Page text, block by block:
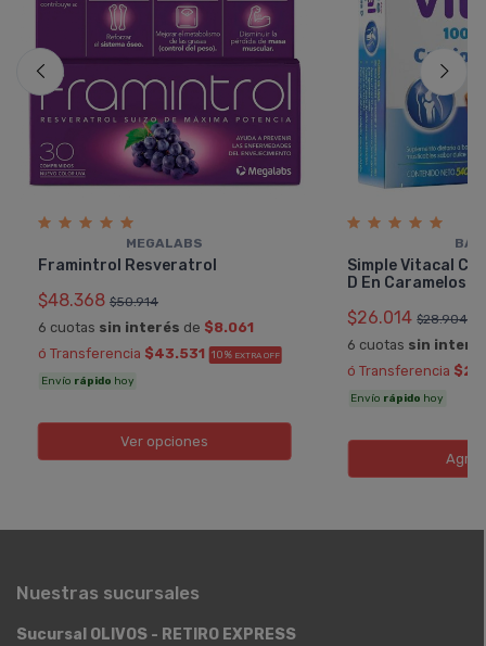
MEGALABS
Framintrol Resveratrol
$48.368 $50.914
6 cuotas sin interés de $8.061
ó Transferencia $43.531 10% EXTRA OFF
Envío rápido hoy
Ver opciones
Simple Vitacal
D En Caramelos
$26.014 $28.904
6 cuotas sin
ó Transferencia
Envío rápido hoy
Nuestras sucursales
Sucursal OLIVOS - RETIRO EXPRESS